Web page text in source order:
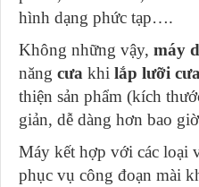
hình dạng phức tạp….
Không những vậy, máy
năng cưa khi lắp lưỡi cưa
thiện sản phẩm (kích
giản, dễ dàng hơn bao
Máy kết hợp với các loại
phục vụ công đoạn mài